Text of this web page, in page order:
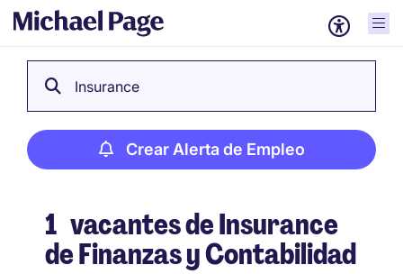
Insurance
Crear Alerta de Empleo
1 vacantes de Insurance
de Finanzas y Contabilidad